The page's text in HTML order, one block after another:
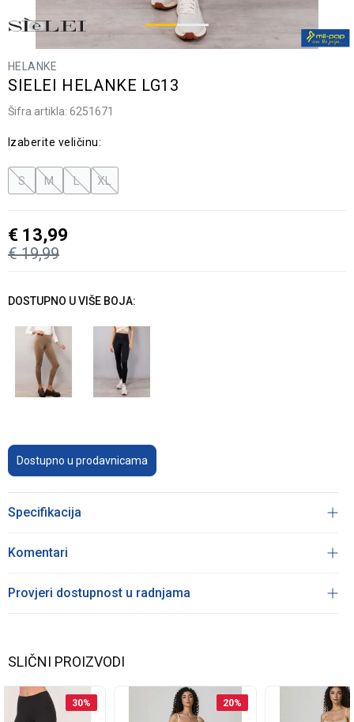
HELANKE
SIELEI HELANKE LG13
Šifra artikla: 6251671
Izaberite veličinu:
S M L XL
€ 19,99
€ 13,99
DOSTUPNO U VIŠE BOJA:
Dostupno u prodavnicama
Specifikacija
Komentari
Provjeri dostupnost u radnjama
SLIČNI PROIZVODI
30% 20%